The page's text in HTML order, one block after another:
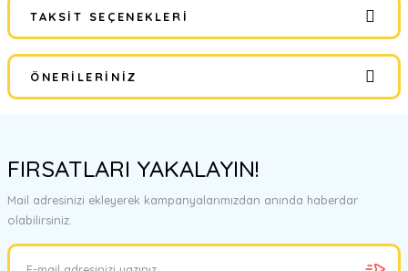
Bu ürüne ilk yorumu siz yapın!
Yorum Yaz
TAKSIT SEÇENEKLERI
ÖNERILERINIZ
tarafımıza iletebilirsiniz.
Görüş ve önerileriniz için teşekkür ederiz.
Ürün resmi kalitesiz, bozuk veya görüntülenemiyor.
FIRSATLARI YAKALAYIN!
Mail adresinizi ekleyerek kampanyalarımızdan anında haberdar
olabilirsiniz.